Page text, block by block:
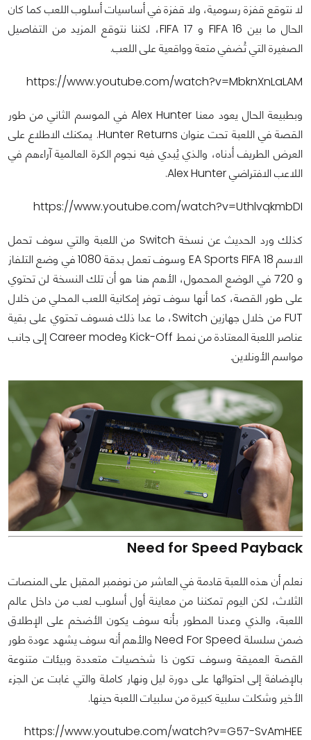
لا نتوقع قفزة رسومية، ولا قفزة في أساسيات أسلوب اللعب كما كان
الحال ما بين FIFA 16 و FIFA 17، لكننا نتوقع المزيد من التفاصيل
الصغيرة التي تُضفي متعة وواقعية على اللعب.
https://www.youtube.com/watch?v=MbknXnLaLAM
وبطبيعة الحال يعود معنا Alex Hunter في الموسم الثاني من طور
القصة في اللعبة تحت عنوان Hunter Returns. يمكنك الاطلاع على
العرض الطريف أدناه، والذي يُبدي فيه نجوم الكرة العالمية آراءهم في
اللاعب الافتراضي Alex Hunter.
https://www.youtube.com/watch?v=UthlvqkmbDI
كذلك ورد الحديث عن نسخة Switch من اللعبة والتي سوف تحمل
الاسم EA Sports FIFA 18 وسوف تعمل بدقة 1080 في وضع التلفاز
و 720 في الوضع المحمول، الأهم هنا هو أن تلك النسخة لن تحتوي
على طور القصة، كما أنها سوف توفر إمكانية اللعب المحلي من خلال
FUT من خلال جهازين Switch، ما عدا ذلك فسوف تحتوي على بقية
عناصر اللعبة المعتادة من نمط Kick-Off وCareer mode إلى جانب
مواسم الأونلاين.
Need for Speed Payback
نعلم أن هذه اللعبة قادمة في العاشر من نوفمبر المقبل على المنصات
الثلاث، لكن اليوم تمكننا من معاينة أول أسلوب لعب من داخل عالم
اللعبة، والذي وعدنا المطور بأنه سوف يكون الأضخم على الإطلاق
ضمن سلسلة Need For Speed والأهم أنه سوف يشهد عودة طور
القصة العميقة وسوف تكون ذا شخصيات متعددة وبيئات متنوعة
بالإضافة إلى احتوائها على دورة ليل ونهار كاملة والتي غابت عن الجزء
الأخير وشكلت سلبية كبيرة من سلبيات اللعبة حينها.
https://www.youtube.com/watch?v=G57-SvAmHEE